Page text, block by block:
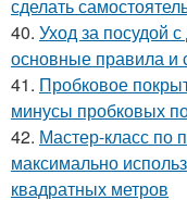
сделать
40. Уход за посудой
основные правила и
41. Пробковое
минусы пробковых
42. Мастер-класс по
максимально
квадратных метров